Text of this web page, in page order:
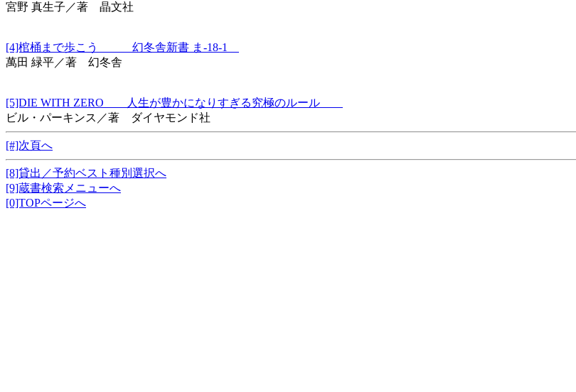
宮野 真生子／著 晶文社
[4]棺桶まで歩こう 幻冬舎新書 ま-18-1
萬田 緑平／著 幻冬舎
[5]DIE WITH ZERO 人生が豊かになりすぎる究極のルール
ビル・パーキンス／著 ダイヤモンド社
[#]次頁へ
[8]貸出／予約ベスト種別選択へ
[9]蔵書検索メニューへ
[0]TOPページへ